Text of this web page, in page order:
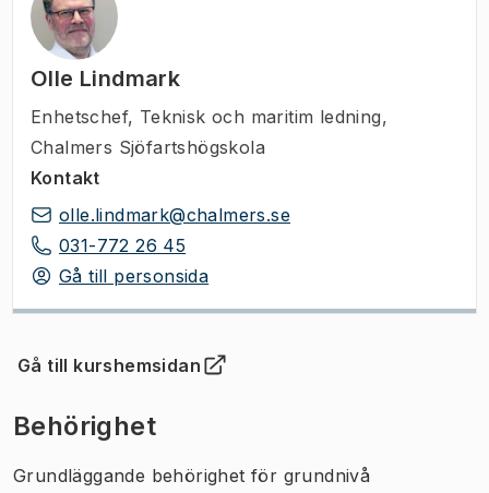
Olle Lindmark
Enhetschef, Teknisk och maritim ledning,
Chalmers Sjöfartshögskola
Kontakt
olle.lindmark@chalmers.se
031-772 26 45
Gå till personsida
Gå till kurshemsidan
(Öppnas i ny flik)
Behörighet
Grundläggande behörighet för grundnivå